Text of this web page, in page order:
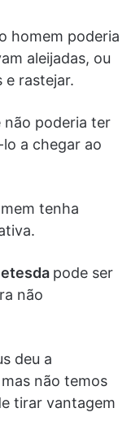
homem poderia
aleijadas, ou
e rastejar.
não poderia ter
a chegar ao
tenha
pode ser
não
deu a
não temos
tirar vantagem